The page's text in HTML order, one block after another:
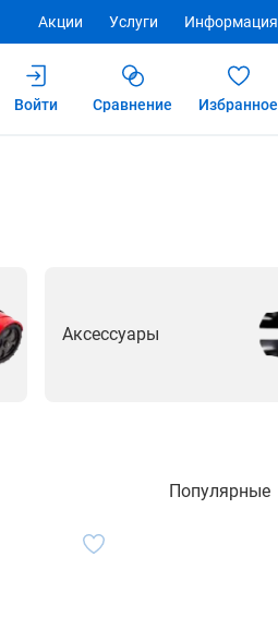
Акции Услуги Информация
Войти
Сравнение Избранное
Аксессуары
Популярные